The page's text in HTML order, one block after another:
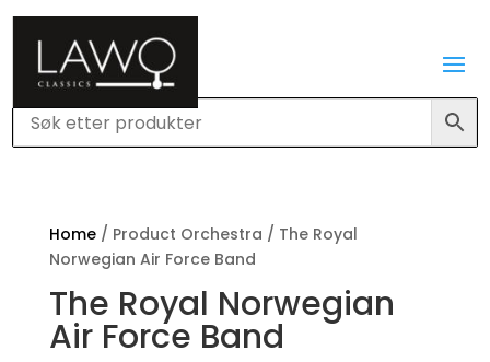
Home/ Product Orchestra / The Royal
Norwegian Air Force Band
The Royal Norwegian
Air Force Band